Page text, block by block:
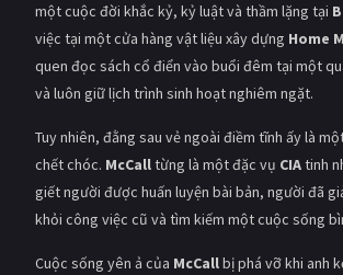
một cuộc đời khắc kỷ, kỷ luật và thầm lặng tại
việc tại một cửa hàng vật liệu xây dựng Home
quen đọc sách cổ điển vào buổi đêm tại một
và luôn giữ lịch trình sinh hoạt nghiêm ngặt.
Tuy nhiên, đằng sau vẻ ngoài điềm tĩnh ấy là
chết chóc. McCalltừng là một đặc vụ CIAtinh
giết người được huấn luyện bài bản, người đã
khỏi công việc cũ và tìm kiếm một cuộc sống
Cuộc sống yên ả của McCallbị phá vỡ khi anh